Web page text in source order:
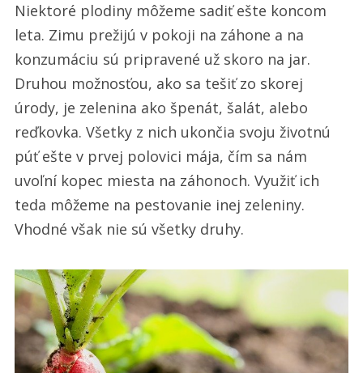
Využite
svoje
záhony
na
maximum
Niektoré plodiny môžeme sadiť ešte koncom
leta. Zimu prežijú v pokoji na záhone a na
konzumáciu sú pripravené už skoro na jar.
Druhou možnosťou, ako sa tešiť zo skorej
úrody, je zelenina ako špenát, šalát, alebo
reďkovka. Všetky z nich ukončia svoju životnú
púť ešte v prvej polovici mája, čím sa nám
uvoľní kopec miesta na záhonoch. Využiť ich
teda môžeme na pestovanie inej zeleniny.
Vhodné však nie sú všetky druhy.